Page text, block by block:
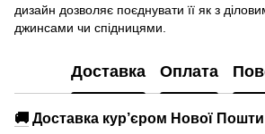
дизайн дозволяє поєднувати її як з
джинсами чи спідницями.
Доставка Оплата
🚚 Доставка кур’єром Нової Пошти